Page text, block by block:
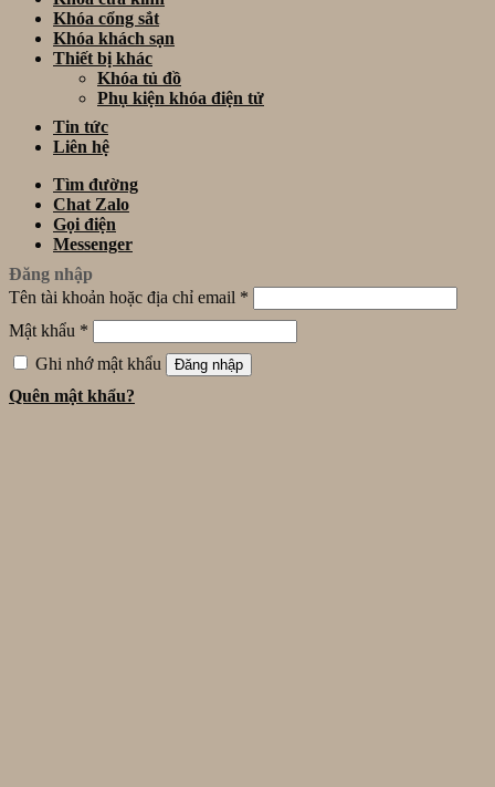
Khóa cổng sắt
Khóa khách sạn
Thiết bị khác
Khóa tủ đồ
Phụ kiện khóa điện tử
Tin tức
Liên hệ
Tìm đường
Chat Zalo
Gọi điện
Messenger
Đăng nhập
Tên tài khoản hoặc địa chỉ email *
Mật khẩu *
Ghi nhớ mật khẩu
Đăng nhập
Quên mật khẩu?